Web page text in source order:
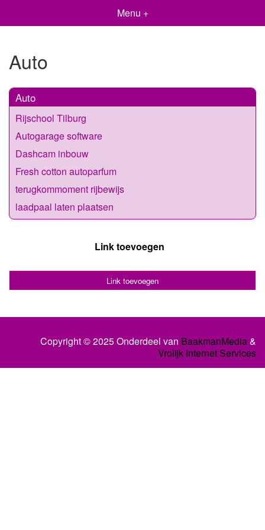
Menu +
Auto
Auto
Rijschool Tilburg
Autogarage software
Dashcam inbouw
Fresh cotton autoparfum
terugkommoment rijbewijs
laadpaal laten plaatsen
Link toevoegen
Link toevoegen
Copyright © 2025 Onderdeel van BaakmanMedia&
Vrolijk Internet Services